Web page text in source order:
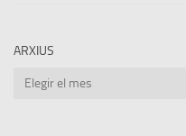
ARXIUS
Arxius